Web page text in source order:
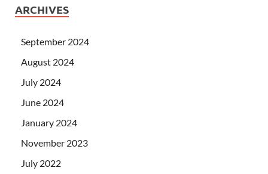
ARCHIVES
September 2024
August 2024
July 2024
June 2024
January 2024
November 2023
July 2022